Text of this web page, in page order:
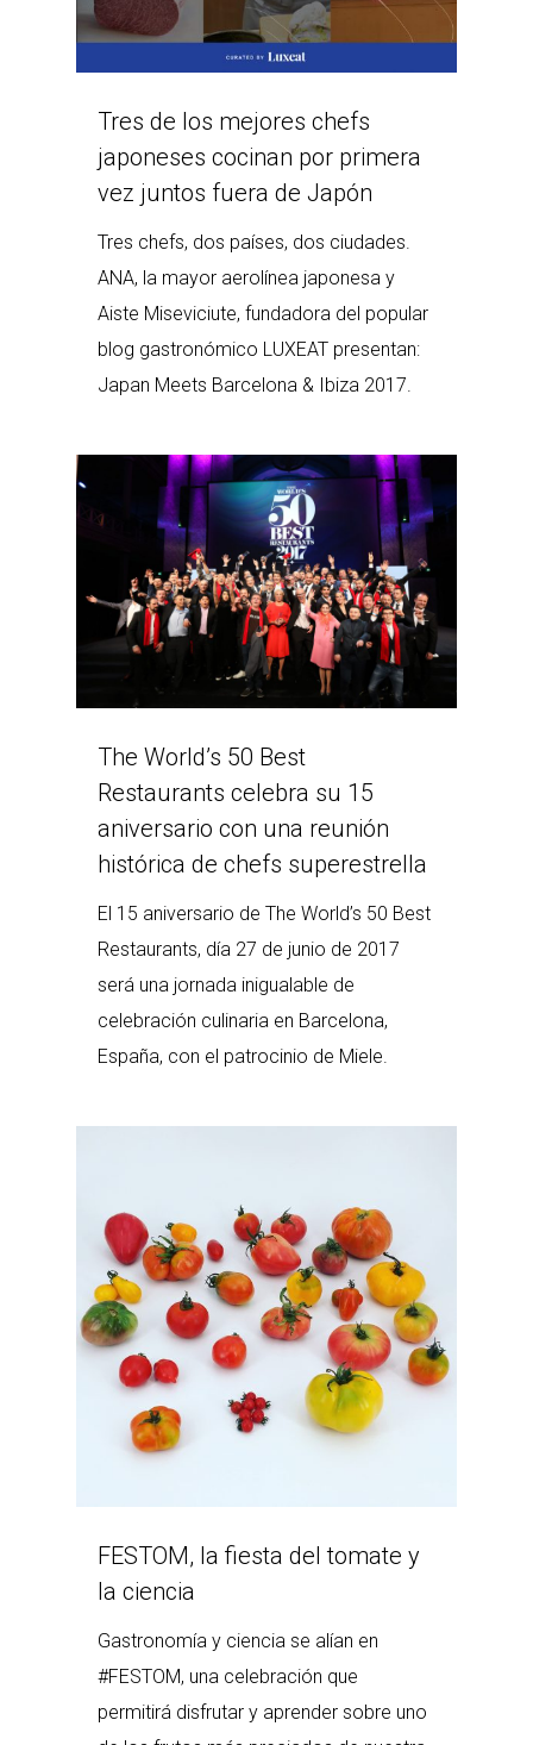
Tres de los mejores chefs
japoneses cocinan por primera
vez juntos fuera de Japón
Tres chefs, dos países, dos ciudades.
ANA, la mayor aerolínea japonesa y
Aiste Miseviciute, fundadora del popular
blog gastronómico LUXEAT presentan:
Japan Meets Barcelona & Ibiza 2017.
The World’s 50 Best
Restaurants celebra su 15
aniversario con una reunión
histórica de chefs superestrella
El 15 aniversario de The World’s 50 Best
Restaurants, día 27 de junio de 2017
será una jornada inigualable de
celebración culinaria en Barcelona,
España, con el patrocinio de Miele.
FESTOM, la fiesta del tomate y
la ciencia
Gastronomía y ciencia se alían en
#FESTOM, una celebración que
permitirá disfrutar y aprender sobre uno